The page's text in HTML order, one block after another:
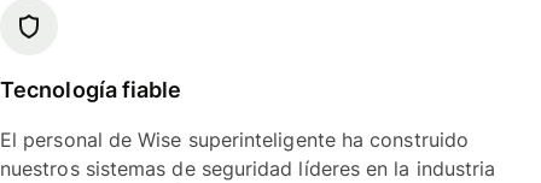
Tecnología fiable
El personal de Wise superinteligente ha construido
nuestros sistemas de seguridad líderes en la industria